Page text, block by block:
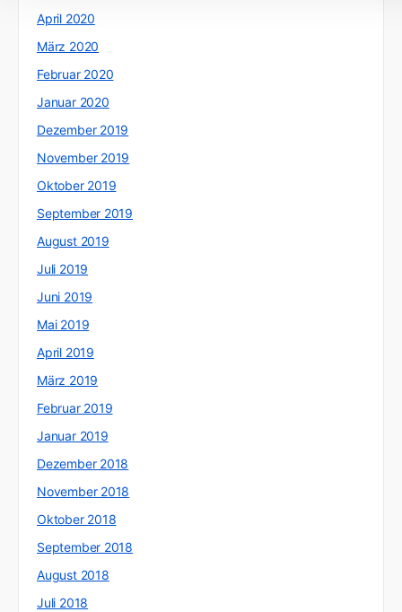
April 2020
März 2020
Februar 2020
Januar 2020
Dezember 2019
November 2019
Oktober 2019
September 2019
August 2019
Juli 2019
Juni 2019
Mai 2019
April 2019
März 2019
Februar 2019
Januar 2019
Dezember 2018
November 2018
Oktober 2018
September 2018
August 2018
Juli 2018